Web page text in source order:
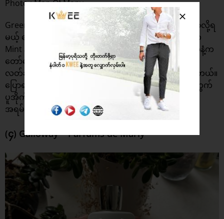
Photo : Man Of Many
Green Fragrances တွေ ထဲမှာတော့ အကောင်းဆုံးလို့ ပြောလို့ရ
မယ့် ရေမွှေး ပါ။ Paco Rabanne ရဲ့ Invictus Platinum က
Mint နဲ့ Lavender ကို အချိုးကျကျ ပေါင်းစပ်ထားပြီး သူ့အနံ့က
တော်တော်လေး မွှေးပေမယ့် အီသွားတာမျိုး မရှိတဲ့အပြင်
လတ်ဆတ်တဲ့ Grapefruit အသီးရနံ့ ခပ်ပြေပြေလေး ပါပါတယ်။
ပြောရရင် လုံးဝ Fresh ဖြစ်ပြီး အေးအေးလေးနဲ့ မွှေးတဲ့အတွက်
ပူအိုက်တဲ့ နွေရာသီမှာ လန်းဆန်းအေးမြချင်သူတွေ ဆွတ်လို့
အရမ်းကို အဆင်ပြေပါတယ်။
(၄) Galloway – Parfums de Marly